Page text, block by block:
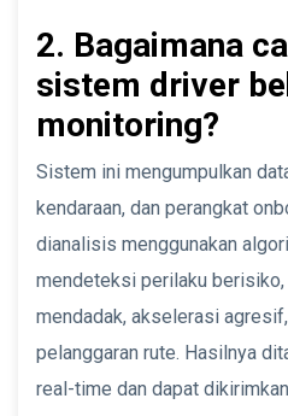
2. Bagaimana
sistem driver
monitoring?
Sistem ini mengumpulkan
kendaraan, dan perangkat
dianalisis menggunakan
mendeteksi perilaku
mendadak, akselerasi
pelanggaran rute. Hasilnya
real-time dan dapat